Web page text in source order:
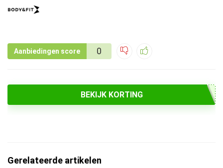
Aanbiedingen score 0
BEKIJK KORTING
Gerelateerde artikelen